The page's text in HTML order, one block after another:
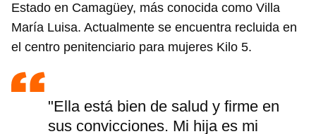
Estado en Camagüey, más conocida como Villa
María Luisa. Actualmente se encuentra recluida en
el centro penitenciario para mujeres Kilo 5.
"Ella está bien de salud y firme en
sus convicciones. Mi hija es mi